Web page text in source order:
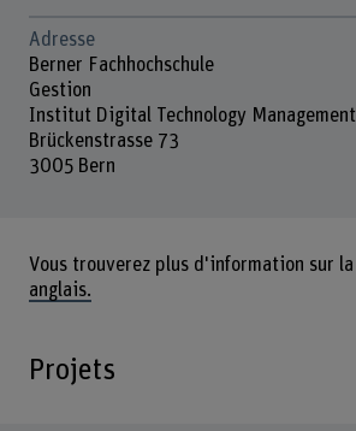
Adresse
Berner Fachhochschule
Gestion
Institut Digital Technology Management
Brückenstrasse 73
3005 Bern
Vous trouverez plus d'information sur la
anglais.
Projets